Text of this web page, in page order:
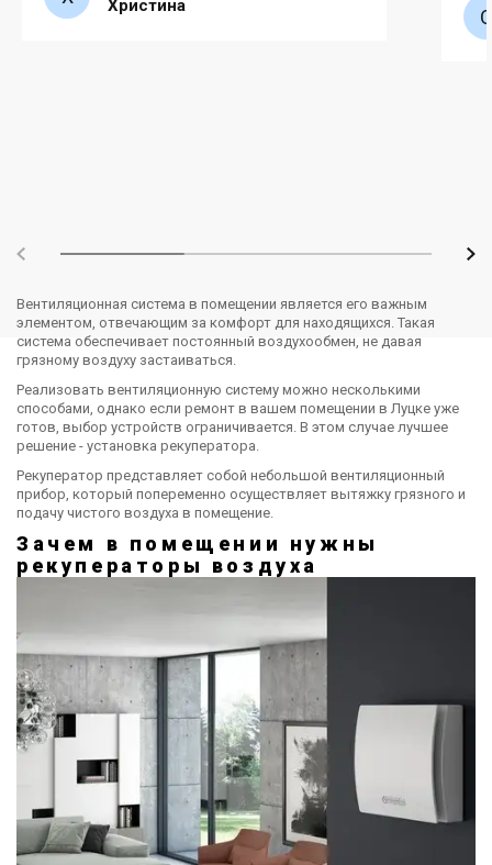
Христина
Вентиляционная система в помещении является его важным
элементом, отвечающим за комфорт для находящихся. Такая
система обеспечивает постоянный воздухообмен, не давая
грязному воздуху застаиваться.
Реализовать вентиляционную систему можно несколькими
способами, однако если ремонт в вашем помещении в Луцке уже
готов, выбор устройств ограничивается. В этом случае лучшее
решение - установка рекуператора.
Рекуператор представляет собой небольшой вентиляционный
прибор, который попеременно осуществляет вытяжку грязного и
подачу чистого воздуха в помещение.
Зачем в помещении нужны
рекуператоры воздуха